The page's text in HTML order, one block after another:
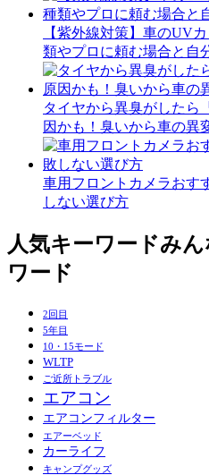
【紫外線対策】車のUV
類やプロに頼む場合と自
タイヤから異臭がしたら
因かも！臭いから車の異
車用フロントカメラおす
しない選び方
人気キーワードみ
ワード
2回目
5年目
10・15モード
WLTP
ご近所トラブル
エアコン
エアコンフィルター
エアーベッド
カーライフ
キャンプグッズ